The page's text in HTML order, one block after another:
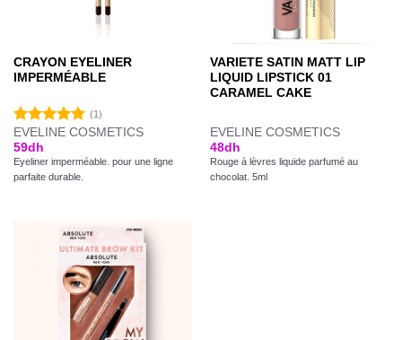
CRAYON EYELINER
IMPERMÉABLE
Note5.00
sur 5
(1)
EVELINE COSMETICS
59dh
Eyeliner imperméable. pour une ligne
parfaite durable.
VARIETE SATIN MATT LIP
LIQUID LIPSTICK 01
CARAMEL CAKE
EVELINE COSMETICS
48dh
Rouge à lèvres liquide parfumé au
chocolat. 5ml